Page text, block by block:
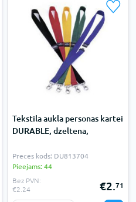
Tekstila aukla personas kartei
DURABLE, dzeltena,
Preces kods: DU813704
Pieejams: 44
Bez PVN:
€2.24
€2.71